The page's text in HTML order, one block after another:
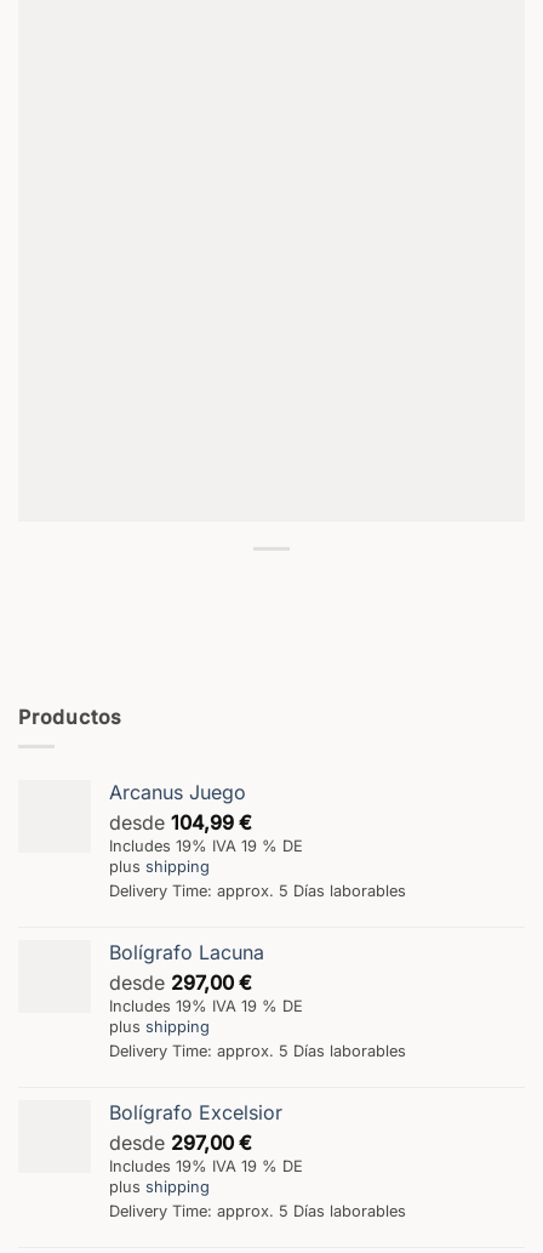
Productos
Arcanus Juego
desde 104,99 €
Includes 19% IVA 19 % DE
plus shipping
Delivery Time: approx. 5 Días laborables
Bolígrafo Lacuna
desde 297,00 €
Includes 19% IVA 19 % DE
plus shipping
Delivery Time: approx. 5 Días laborables
Bolígrafo Excelsior
desde 297,00 €
Includes 19% IVA 19 % DE
plus shipping
Delivery Time: approx. 5 Días laborables